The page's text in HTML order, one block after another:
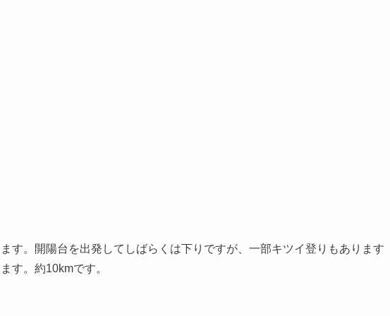
す。開陽台を出発してしばらくは下りですが、一部キツイ登りもあります
す。約10kmです。